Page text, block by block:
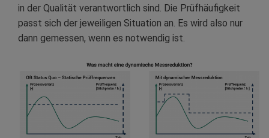
in der Qualität verantwortlich sind. Die Prüfhäufigkeit
passt sich der jeweiligen Situation an. Es wird also nur
dann gemessen, wenn es notwendig ist.